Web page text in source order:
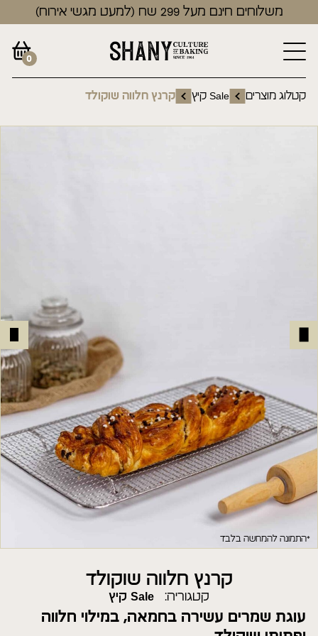
משלוחים חינם מעל 299 שח (למעט מגשי אירוח)
0
קטלוג מוצרים Sale קיץ קרנץ חלווה שוקולד
*התמונה להמחשה בלבד
קרנץ חלווה שוקולד
קטגוריה: Sale קיץ
עוגת שמרים עשירה בחמאה, במילוי חלווה